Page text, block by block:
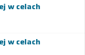
w celach
w celach